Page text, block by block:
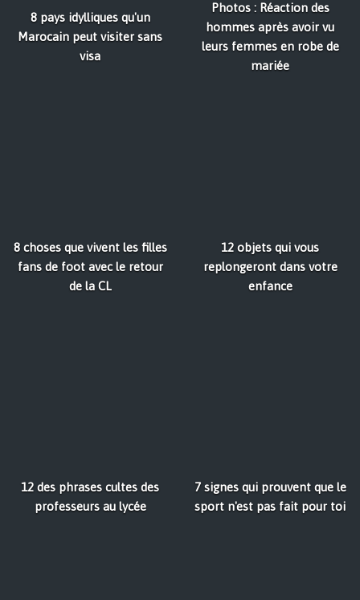
8 pays idylliques qu'un
Marocain peut visiter sans
visa
Photos : Réaction des
hommes après avoir vu
leurs femmes en robe de
mariée
8 choses que vivent les filles
fans de foot avec le retour
de la CL
12 objets qui vous
replongeront dans votre
enfance
12 des phrases cultes des
professeurs au lycée
7 signes qui prouvent que le
sport n'est pas fait pour toi